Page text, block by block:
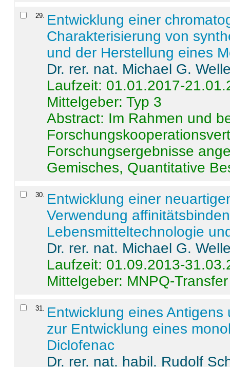
29. Entwicklung einer
Charakterisierung von
und der Herstellung eines
Dr. rer. nat. Michael G.
Laufzeit: 01.01.2017-
Mittelgeber: Typ 3
Abstract: Im Rahmen und
Forschungsergebnisse
Gemisches, Quantitative
30. Entwicklung einer
Verwendung
Lebensmitteltechnologie
Dr. rer. nat. Michael G.
Laufzeit: 01.09.2013-
Mittelgeber: MNPQ-Transfer
31. Entwicklung eines
zur Entwicklung eines
Diclofenac
Dr. rer. nat. habil. Rudolf